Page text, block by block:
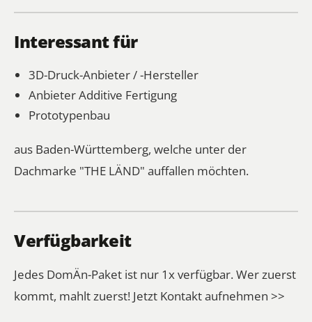
Interessant für
3D-Druck-Anbieter / -Hersteller
Anbieter Additive Fertigung
Prototypenbau
aus Baden-Württemberg, welche unter der
Dachmarke "THE LÄND" auffallen möchten.
Verfügbarkeit
Jedes DomÄn-Paket ist nur 1x verfügbar. Wer zuerst
kommt, mahlt zuerst! Jetzt Kontakt aufnehmen >>